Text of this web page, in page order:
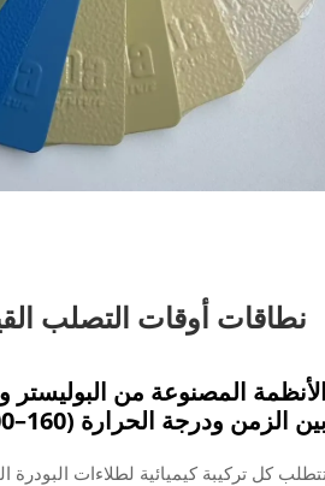
نطاقات أوقات التصلب
الأنظمة المصنوعة من البوليستر
بين الزمن ودرجة الحرارة (160–200°م، 10–25 دقيقة)
كل تركيبة كيميائية لطلاءات